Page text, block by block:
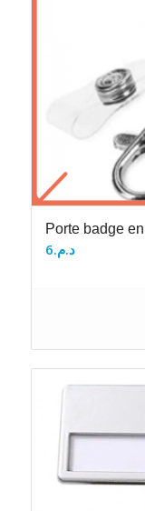
Porte badge
د.م.6